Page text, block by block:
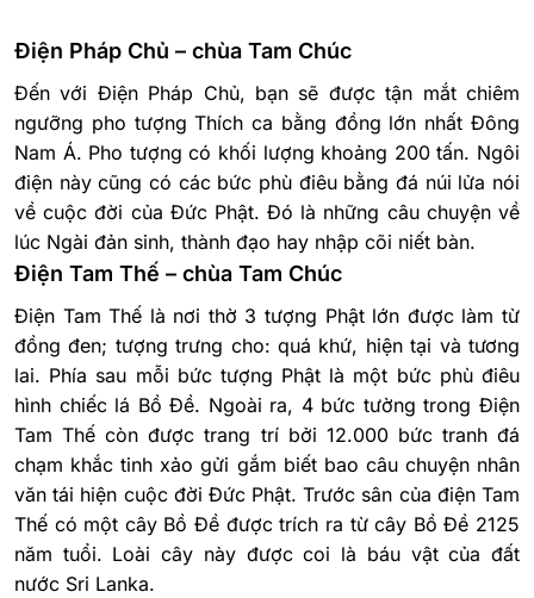
Điện Pháp Chủ – chùa Tam Chúc
Đến với Điện Pháp Chủ, bạn sẽ được tận mắt chiêm
ngưỡng pho tượng Thích ca bằng đồng lớn nhất Đông
Nam Á. Pho tượng có khối lượng khoảng 200 tấn. Ngôi
điện này cũng có các bức phù điêu bằng đá núi lửa nói
về cuộc đời của Đức Phật. Đó là những câu chuyện về
lúc Ngài đản sinh, thành đạo hay nhập cõi niết bàn.
Điện Tam Thế – chùa Tam Chúc
Điện Tam Thế là nơi thờ 3 tượng Phật lớn được làm từ
đồng đen; tượng trưng cho: quá khứ, hiện tại và tương
lai. Phía sau mỗi bức tượng Phật là một bức phù điêu
hình chiếc lá Bồ Đề. Ngoài ra, 4 bức tường trong Điện
Tam Thế còn được trang trí bởi 12.000 bức tranh đá
chạm khắc tinh xảo gửi gắm biết bao câu chuyện nhân
văn tái hiện cuộc đời Đức Phật. Trước sân của điện Tam
Thế có một cây Bồ Đề được trích ra từ cây Bồ Đề 2125
năm tuổi. Loài cây này được coi là báu vật của đất
nước Sri Lanka.